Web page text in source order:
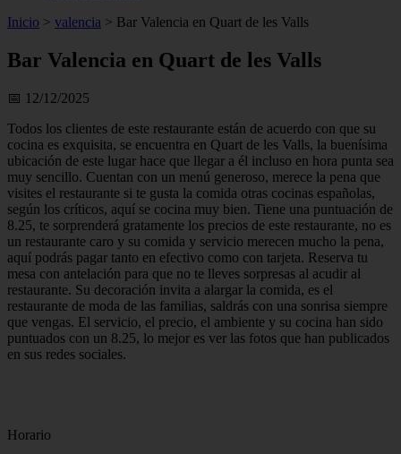
Inicio > valencia > Bar Valencia en Quart de les Valls
Bar Valencia en Quart de les Valls
📅 12/12/2025
Todos los clientes de este restaurante están de acuerdo con que su
cocina es exquisita, se encuentra en Quart de les Valls, la buenísima
ubicación de este lugar hace que llegar a él incluso en hora punta sea
muy sencillo. Cuentan con un menú generoso, merece la pena que
visites el restaurante si te gusta la comida otras cocinas españolas,
según los críticos, aquí se cocina muy bien. Tiene una puntuación de
8.25, te sorprenderá gratamente los precios de este restaurante, no es
un restaurante caro y su comida y servicio merecen mucho la pena,
aquí podrás pagar tanto en efectivo como con tarjeta. Reserva tu
mesa con antelación para que no te lleves sorpresas al acudir al
restaurante. Su decoración invita a alargar la comida, es el
restaurante de moda de las familias, saldrás con una sonrisa siempre
que vengas. El servicio, el precio, el ambiente y su cocina han sido
puntuados con un 8.25, lo mejor es ver las fotos que han publicados
en sus redes sociales.
Horario